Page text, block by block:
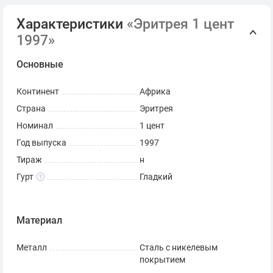
Характеристики «Эритрея 1 цент
1997»
Основные
Континент
Африка
Страна
Эритрея
Номинал
1 цент
Год выпуска
1997
Тираж
н
Гурт
Гладкий
Материал
Металл
Сталь с никелевым
покрытием